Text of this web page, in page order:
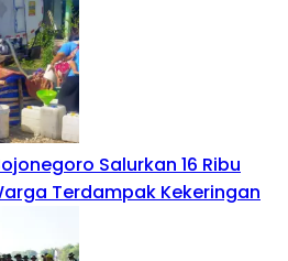
Salurkan 16 Ribu
Terdampak Kekeringan